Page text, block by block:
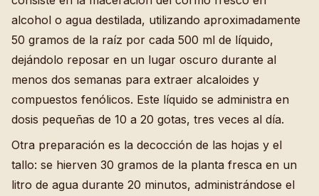
alcohol o agua destilada, utilizando aproximadamente
50 gramos de la raíz por cada 500 ml de líquido,
dejándolo reposar en un lugar oscuro durante al
menos dos semanas para extraer alcaloides y
compuestos fenólicos. Este líquido se administra en
dosis pequeñas de 10 a 20 gotas, tres veces al día.
Otra preparación es la decocción de las hojas y el
tallo: se hierven 30 gramos de la planta fresca en un
litro de agua durante 20 minutos, administrándose el